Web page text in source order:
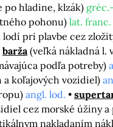
po hladine, klzák)
pohonu) lat. franc.
pri plavbe cez
barža (veľká nákladná l.
podľa potreby)
koľajových vozidiel)
angl. lod.
cez morské úžiny a
nakladaním